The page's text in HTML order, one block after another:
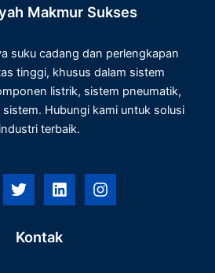
Makmur Sukses
suku cadang dan perlengkapan
tinggi, khusus dalam sistem
listrik, sistem pneumatik,
Hubungi kami untuk solusi
industri terbaik.
T
w
t
t
L
i
e
I
n
Kontak